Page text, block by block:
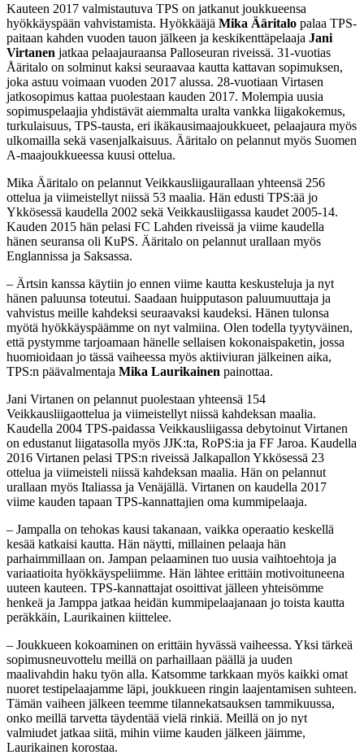
Kauteen 2017 valmistautuva TPS on jatkanut joukkueensa
hyökkäyspään vahvistamista. Hyökkääjä Mika Ääritalo palaa TPS-
paitaan kahden vuoden tauon jälkeen ja keskikenttäpelaaja Jani
Virtanen jatkaa pelaajauraansa Palloseuran riveissä. 31-vuotias
Åäritalo on solminut kaksi seuraavaa kautta kattavan sopimuksen,
joka astuu voimaan vuoden 2017 alussa. 28-vuotiaan Virtasen
jatkosopimus kattaa puolestaan kauden 2017. Molempia uusia
sopimuspelaajia yhdistävät aiemmalta uralta vankka liigakokemus,
turkulaisuus, TPS-tausta, eri ikäkausimaajoukkueet, pelaajaura myös
ulkomailla sekä vasenjalkaisuus. Ääritalo on pelannut myös Suomen
A-maajoukkueessa kuusi ottelua.
Mika Ääritalo on pelannut Veikkausliigaurallaan yhteensä 256
ottelua ja viimeistellyt niissä 53 maalia. Hän edusti TPS:ää jo
Ykkösessä kaudella 2002 sekä Veikkausliigassa kaudet 2005-14.
Kauden 2015 hän pelasi FC Lahden riveissä ja viime kaudella
hänen seuransa oli KuPS. Ääritalo on pelannut urallaan myös
Englannissa ja Saksassa.
– Ärtsin kanssa käytiin jo ennen viime kautta keskusteluja ja nyt
hänen paluunsa toteutui. Saadaan huipputason paluumuuttaja ja
vahvistus meille kahdeksi seuraavaksi kaudeksi. Hänen tulonsa
myötä hyökkäyspäämme on nyt valmiina. Olen todella tyytyväinen,
että pystymme tarjoamaan hänelle sellaisen kokonaispaketin, jossa
huomioidaan jo tässä vaiheessa myös aktiiviuran jälkeinen aika,
TPS:n päävalmentaja Mika Laurikainen painottaa.
Jani Virtanen on pelannut puolestaan yhteensä 154
Veikkausliigaottelua ja viimeistellyt niissä kahdeksan maalia.
Kaudella 2004 TPS-paidassa Veikkausliigassa debytoinut Virtanen
on edustanut liigatasolla myös JJK:ta, RoPS:ia ja FF Jaroa. Kaudella
2016 Virtanen pelasi TPS:n riveissä Jalkapallon Ykkösessä 23
ottelua ja viimeisteli niissä kahdeksan maalia. Hän on pelannut
urallaan myös Italiassa ja Venäjällä. Virtanen on kaudella 2017
viime kauden tapaan TPS-kannattajien oma kummipelaaja.
– Jampalla on tehokas kausi takanaan, vaikka operaatio keskellä
kesää katkaisi kautta. Hän näytti, millainen pelaaja hän
parhaimmillaan on. Jampan pelaaminen tuo uusia vaihtoehtoja ja
variaatioita hyökkäyspeliimme. Hän lähtee erittäin motivoituneena
uuteen kauteen. TPS-kannattajat osoittivat jälleen yhteisömme
henkeä ja Jamppa jatkaa heidän kummipelaajanaan jo toista kautta
peräkkäin, Laurikainen kiittelee.
– Joukkueen kokoaminen on erittäin hyvässä vaiheessa. Yksi tärkeä
sopimusneuvottelu meillä on parhaillaan päällä ja uuden
maalivahdin haku työn alla. Katsomme tarkkaan myös kaikki omat
nuoret testipelaajamme läpi, joukkueen ringin laajentamisen suhteen.
Tämän vaiheen jälkeen teemme tilannekatsauksen tammikuussa,
onko meillä tarvetta täydentää vielä rinkiä. Meillä on jo nyt
valmiudet jatkaa siitä, mihin viime kauden jälkeen jäimme,
Laurikainen korostaa.